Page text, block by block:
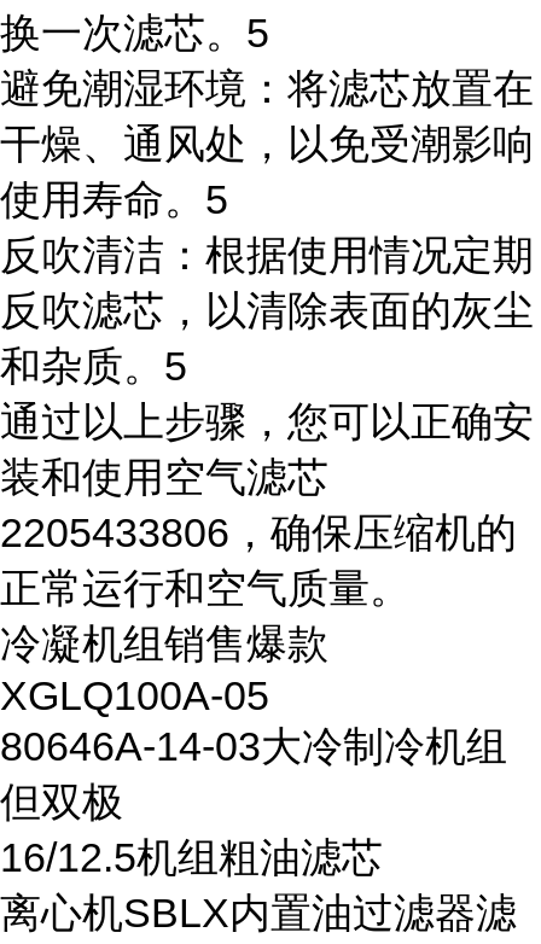
换一次滤芯。5
避免潮湿环境：将滤芯放置在
干燥、通风处，以免受潮影响
使用寿命。5
反吹清洁：根据使用情况定期
反吹滤芯，以清除表面的灰尘
和杂质。5
通过以上步骤，您可以正确安
装和使用空气滤芯
2205433806，确保压缩机的
正常运行和空气质量。
冷凝机组销售爆款
XGLQ100A-05
80646A-14-03大冷制冷机组
但双极
16/12.5机组粗油滤芯
离心机SBLX内置油过滤器滤